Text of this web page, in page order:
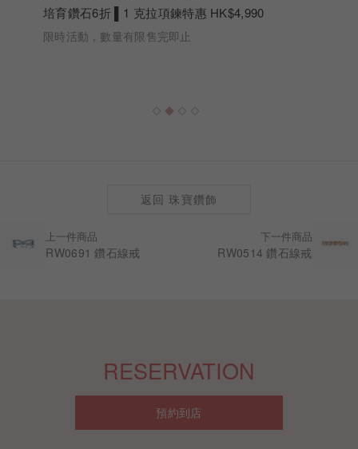
培育鑽石6折 ▌1 克拉項鍊特惠 HK$4,990
限時活動，數量有限售完即止
上一件商品
RW0691 鑽石線戒
下一件商品
RW0514 鑽石線戒
返回 珠寶鑽飾
RESERVATION
預約到店